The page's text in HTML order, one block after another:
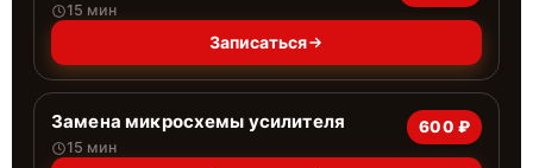
15 мин
Записаться
Замена микросхемы усилителя
15 мин
600 ₽